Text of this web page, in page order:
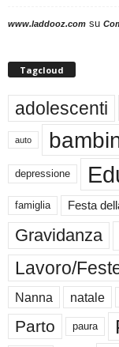
www.laddooz.com su
Tagcloud
adolescenti
auto
depressione
famiglia Festa
Gravidanza
Lavoro/
Nanna natale
Parto paura